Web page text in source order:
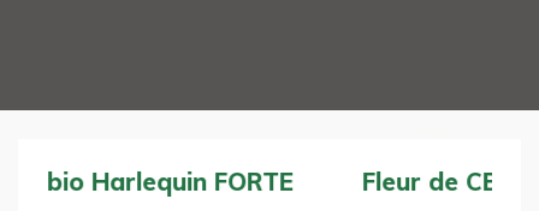
Fleur de CBD bio BZ1 DOUCE